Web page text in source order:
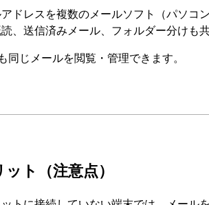
ドレスを複数のメールソフト（パソコ
、送信済みメール、フォルダー分けも
同じメールを閲覧・管理できます。
ト（注意点）